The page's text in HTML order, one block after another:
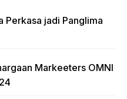
Perkasa jadi Panglima
Markeeters OMNI